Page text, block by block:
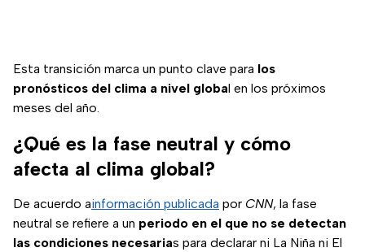
Esta transición marca un punto clave para los
pronósticos del clima a nivel global en los próximos
meses del año.
¿Qué es la fase neutral y cómo
afecta al clima global?
De acuerdo ainformación publicada por CNN, la fase
neutral se refiere a un periodo en el que no se detectan
las condiciones necesarias para declarar ni La Niña ni El